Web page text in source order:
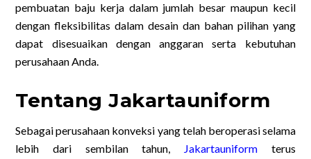
pembuatan baju kerja dalam jumlah besar maupun kecil
dengan fleksibilitas dalam desain dan bahan pilihan yang
dapat disesuaikan dengan anggaran serta kebutuhan
perusahaan Anda.
Tentang Jakartauniform
Sebagai perusahaan konveksi yang telah beroperasi selama
lebih dari sembilan tahun, Jakartauniform
terus